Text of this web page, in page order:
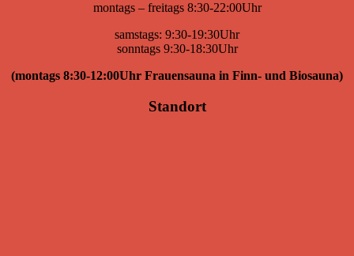
montags – freitags 8:30-22:00Uhr
samstags: 9:30-19:30Uhr
sonntags 9:30-18:30Uhr
(montags 8:30-12:00Uhr Frauensauna in Finn- und Biosauna)
Standort